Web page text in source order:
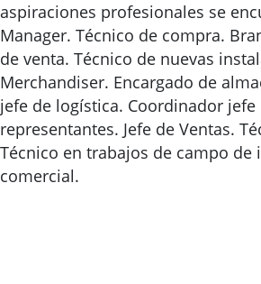
aspiraciones profesionales se
Manager. Técnico de compra.
de venta. Técnico de nuevas
Merchandiser. Encargado de
jefe de logística. Coordinador
representantes. Jefe de Ventas.
Técnico en trabajos de campo de
comercial.